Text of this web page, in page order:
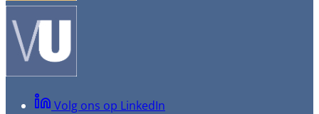
Volg ons op LinkedIn